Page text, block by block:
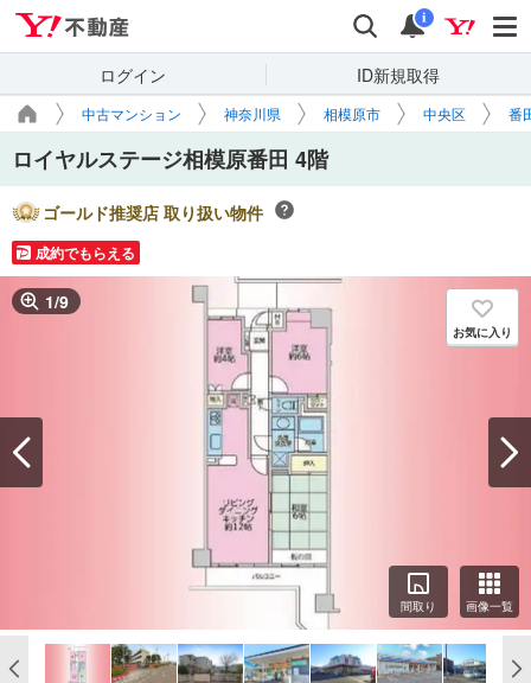
検索 通知
i
ログイン ID新規取得
中古マンション 神奈川県 相模原市 中央区 番
ロイヤルステージ相模原番田 4階
ゴールド推奨店 取り扱い物件
成約でもらえる
1/9
お気に入り
間取り 画像一覧